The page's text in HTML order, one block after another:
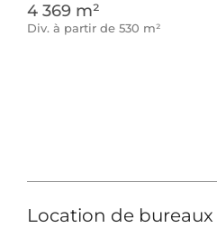
4 369 m²
Div. à partir de 530 m²
Location de bureaux